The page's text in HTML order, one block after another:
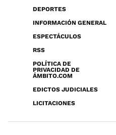
DEPORTES
INFORMACIÓN GENERAL
ESPECTÁCULOS
RSS
POLÍTICA DE
PRIVACIDAD DE
ÁMBITO.COM
EDICTOS JUDICIALES
LICITACIONES